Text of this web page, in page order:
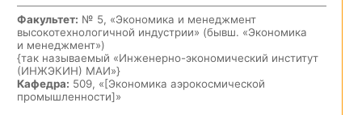
Факультет: № 5, «Экономика и менеджмент
высокотехнологичной индустрии» (бывш. «Экономика
и менеджмент»)
{так называемый «Инженерно-экономический институт
(ИНЖЭКИН) МАИ»}
Кафедра: 509, «[Экономика аэрокосмической
промышленности]»